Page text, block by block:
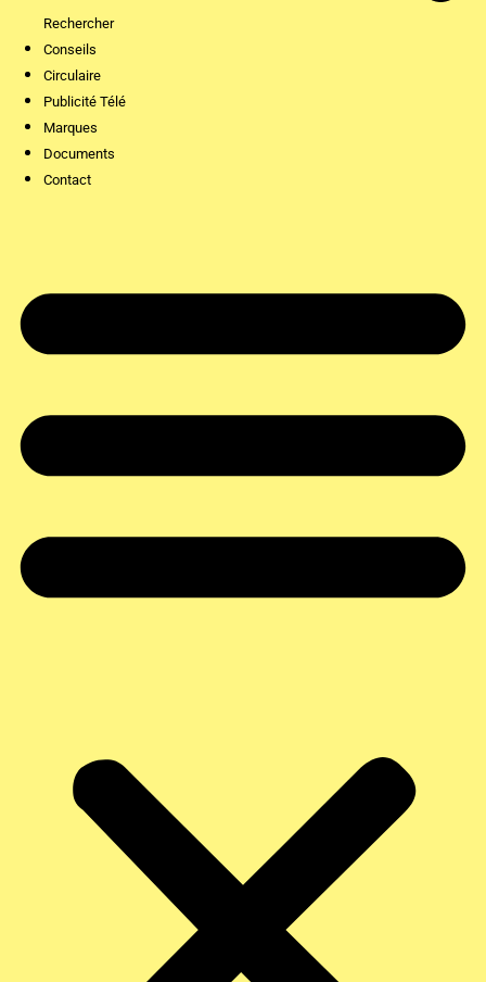
Rechercher
Conseils
Circulaire
Publicité Télé
Marques
Documents
Contact